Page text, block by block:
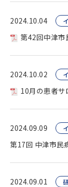
2024.10.04
第42回中津市
2024.10.02
10月の患者サロ
2024.09.09
第17回 中津市民
2024.09.01